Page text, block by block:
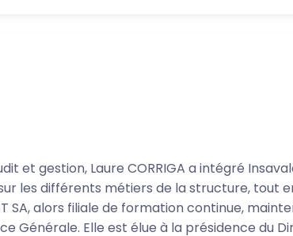
et gestion, Laure CORRIGA a intégré
les différents métiers de la structure, tout
SA, alors filiale de formation continue,
Générale. Elle est élue à la présidence du